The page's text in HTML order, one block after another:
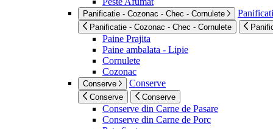
Panificatie - Cozonac - Chec - Cornulete
Panificatie - Cozonac - Chec - Cornulete
Paine Prajita
Paine ambalata - Lipie
Cornulete
Cozonac
Conserve Conserve
Conserve Conserve
Conserve din Carne de Pasare
Conserve din Carne de Porc